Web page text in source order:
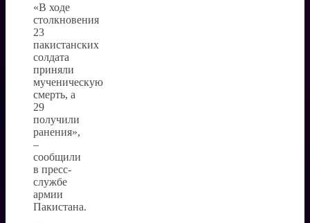
«В ходе
столкновения
23
пакистанских
солдата
приняли
мученическую
смерть, а
29
получили
ранения»,
–
сообщили
в пресс-
службе
армии
Пакистана.